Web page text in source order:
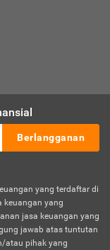
Berlangganan
yang terdaftar di
keuangan yang
jasa keuangan yang
jawab atas tuntutan
atau pihak yang